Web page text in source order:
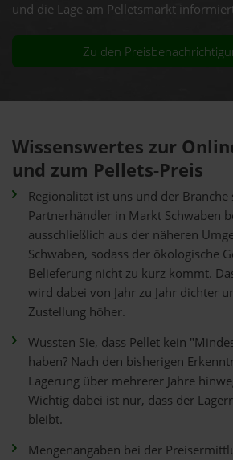
und die Lage am Pelletsmarkt
Zu den
Wissenswertes zur
und zum Pellets-Preis
Regionalität ist uns und der
Partnerhändler in Markt Schwaben
ausschließlich aus der näheren
Schwaben, sodass der ökologische
Belieferung nicht zu kurz kommt.
wird dabei von Jahr zu Jahr dichter
Zustellung höher.
Wussten Sie, dass Pellet kein
haben? Nach den bisherigen
Lagerung über mehrerer Jahre
Wichtig dabei ist nur, dass der
bleibt.
Mengenangaben bei der